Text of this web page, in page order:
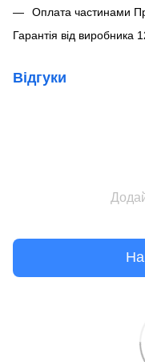
Оплата частинами
Гарантія від виробника
Відгуки